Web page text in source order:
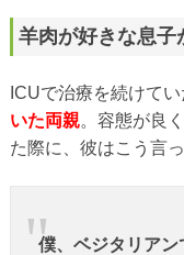
羊肉が好きな息子
ICUで治療を続けてい
いた両親。容態が良
た際に、彼はこう言っ
僕、ベジタリアン